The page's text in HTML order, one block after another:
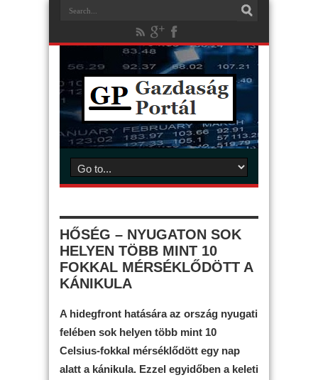
HŐSÉG – NYUGATON SOK
HELYEN TÖBB MINT 10
FOKKAL MÉRSÉKLŐDÖTT A
KÁNIKULA
A hidegfront hatására az ország nyugati
felében sok helyen több mint 10
Celsius-fokkal mérséklődött egy nap
alatt a kánikula. Ezzel egyidőben a keleti